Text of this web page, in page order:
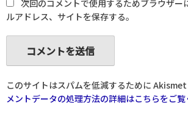
次回のコメントで使用するためブラウザー
ルアドレス、サイトを保存する。
このサイトはスパムを低減するために Akismet
メントデータの処理方法の詳細はこちらをご覧